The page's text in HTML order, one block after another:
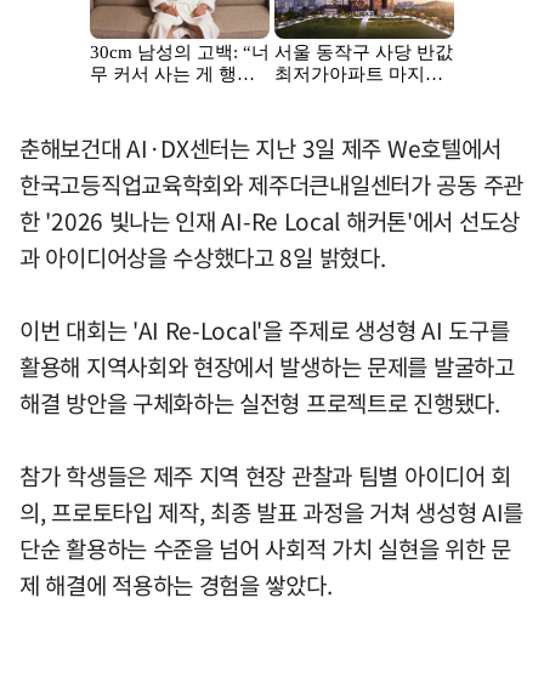
춘해보건대 AI·DX센터는 지난 3일 제주 We호텔에서
한국고등직업교육학회와 제주더큰내일센터가 공동 주관
한 '2026 빛나는 인재 AI-Re Local 해커톤'에서 선도상
과 아이디어상을 수상했다고 8일 밝혔다.
이번 대회는 'AI Re-Local'을 주제로 생성형 AI 도구를
활용해 지역사회와 현장에서 발생하는 문제를 발굴하고
해결 방안을 구체화하는 실전형 프로젝트로 진행됐다.
참가 학생들은 제주 지역 현장 관찰과 팀별 아이디어 회
의, 프로토타입 제작, 최종 발표 과정을 거쳐 생성형 AI를
단순 활용하는 수준을 넘어 사회적 가치 실현을 위한 문
제 해결에 적용하는 경험을 쌓았다.